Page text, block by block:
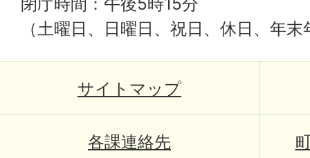
（土曜日、日曜日、祝日、休日、年
サイトマップ
各課連絡先